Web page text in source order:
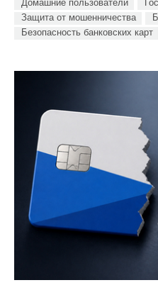
Домашние пользователи
Защита от мошенничества
Безопасность банковских карт